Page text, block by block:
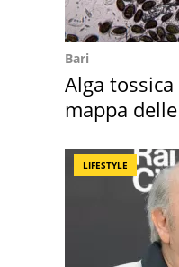
Bari
Alga
mappa
LIFESTYLE